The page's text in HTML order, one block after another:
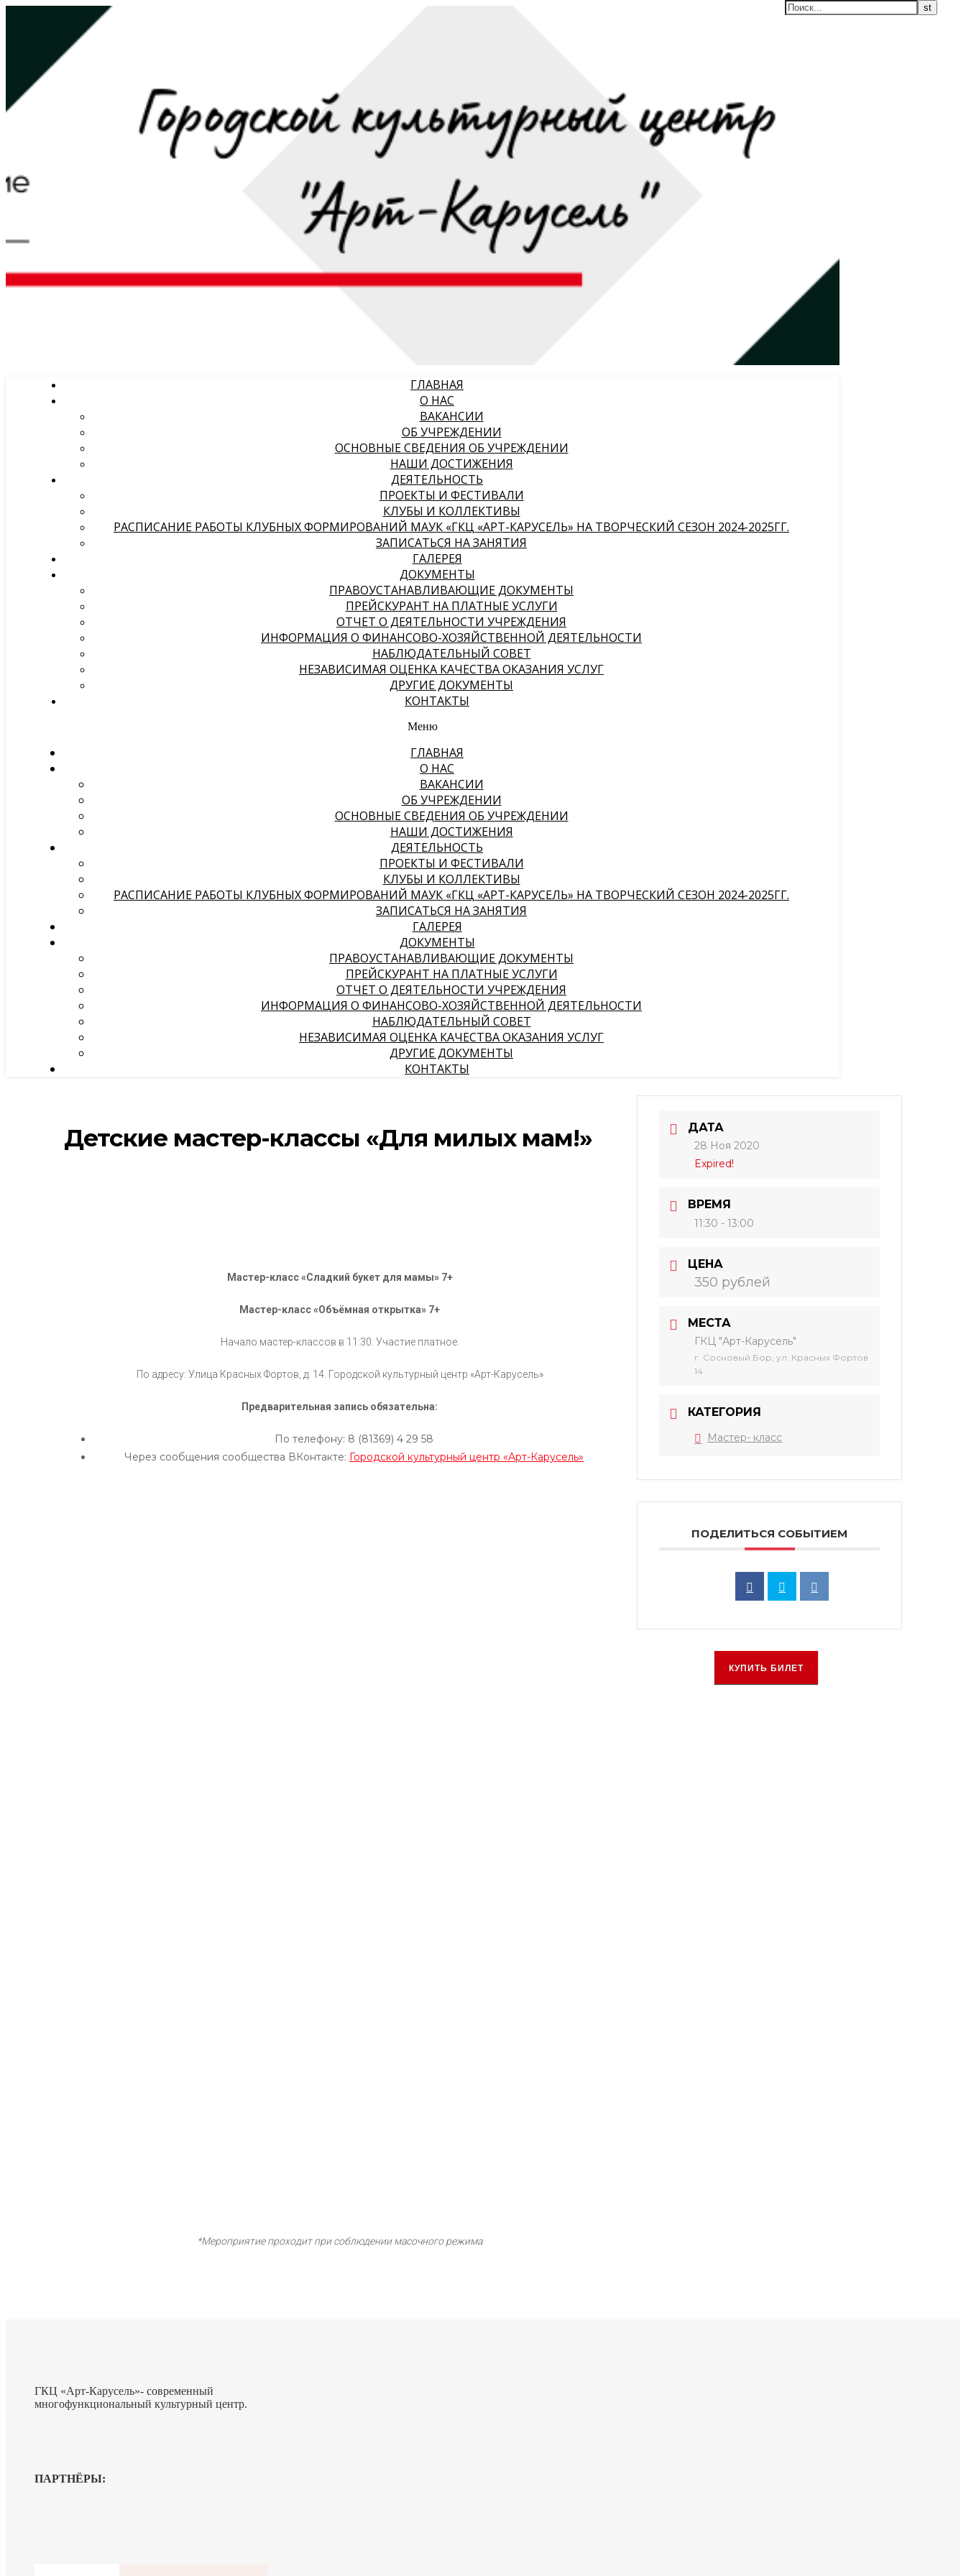
ГЛАВНАЯ
О НАС
ВАКАНСИИ
ОБ УЧРЕЖДЕНИИ
ОСНОВНЫЕ СВЕДЕНИЯ ОБ УЧРЕЖДЕНИИ
НАШИ ДОСТИЖЕНИЯ
ДЕЯТЕЛЬНОСТЬ
ПРОЕКТЫ И ФЕСТИВАЛИ
КЛУБЫ И КОЛЛЕКТИВЫ
РАСПИСАНИЕ РАБОТЫ КЛУБНЫХ ФОРМИРОВАНИЙ МАУК «ГКЦ «АРТ-КАРУСЕЛЬ» НА ТВОРЧЕСКИЙ СЕЗОН 2024-2025ГГ.
ЗАПИСАТЬСЯ НА ЗАНЯТИЯ
ГАЛЕРЕЯ
ДОКУМЕНТЫ
ПРАВОУСТАНАВЛИВАЮЩИЕ ДОКУМЕНТЫ
ПРЕЙСКУРАНТ НА ПЛАТНЫЕ УСЛУГИ
ОТЧЕТ О ДЕЯТЕЛЬНОСТИ УЧРЕЖДЕНИЯ
ИНФОРМАЦИЯ О ФИНАНСОВО-ХОЗЯЙСТВЕННОЙ ДЕЯТЕЛЬНОСТИ
НАБЛЮДАТЕЛЬНЫЙ СОВЕТ
НЕЗАВИСИМАЯ ОЦЕНКА КАЧЕСТВА ОКАЗАНИЯ УСЛУГ
ДРУГИЕ ДОКУМЕНТЫ
КОНТАКТЫ
Меню
ГЛАВНАЯ
О НАС
ВАКАНСИИ
ОБ УЧРЕЖДЕНИИ
ОСНОВНЫЕ СВЕДЕНИЯ ОБ УЧРЕЖДЕНИИ
НАШИ ДОСТИЖЕНИЯ
ДЕЯТЕЛЬНОСТЬ
ПРОЕКТЫ И ФЕСТИВАЛИ
КЛУБЫ И КОЛЛЕКТИВЫ
РАСПИСАНИЕ РАБОТЫ КЛУБНЫХ ФОРМИРОВАНИЙ МАУК «ГКЦ «АРТ-КАРУСЕЛЬ» НА ТВОРЧЕСКИЙ СЕЗОН 2024-2025ГГ.
ЗАПИСАТЬСЯ НА ЗАНЯТИЯ
ГАЛЕРЕЯ
ДОКУМЕНТЫ
ПРАВОУСТАНАВЛИВАЮЩИЕ ДОКУМЕНТЫ
ПРЕЙСКУРАНТ НА ПЛАТНЫЕ УСЛУГИ
ОТЧЕТ О ДЕЯТЕЛЬНОСТИ УЧРЕЖДЕНИЯ
ИНФОРМАЦИЯ О ФИНАНСОВО-ХОЗЯЙСТВЕННОЙ ДЕЯТЕЛЬНОСТИ
НАБЛЮДАТЕЛЬНЫЙ СОВЕТ
НЕЗАВИСИМАЯ ОЦЕНКА КАЧЕСТВА ОКАЗАНИЯ УСЛУГ
ДРУГИЕ ДОКУМЕНТЫ
КОНТАКТЫ
Детские мастер-классы «Для милых мам!»
Мастер-класс «Сладкий букет для мамы» 7+
Мастер-класс «Объёмная открытка» 7+
Начало мастер-классов в 11:30. Участие платное.
По адресу: Улица Красных Фортов, д. 14. Городской культурный центр «Арт-Карусель»
Предварительная запись обязательна:
По телефону: 8 (81369) 4 29 58
Через сообщения сообщества ВКонтакте: Городской культурный центр «Арт-Карусель»
*Мероприятие проходит при соблюдении масочного режима
ДАТА
28 Ноя 2020
Expired!
ВРЕМЯ
11:30 - 13:00
ЦЕНА
350 рублей
МЕСТА
ГКЦ "Арт-Карусель"
г. Сосновый Бор, ул. Красных Фортов
14
КАТЕГОРИЯ
Мастер- класс
ПОДЕЛИТЬСЯ СОБЫТИЕМ
КУПИТЬ БИЛЕТ
ГКЦ «Арт-Карусель»- современный
многофункциональный культурный центр.
ПАРТНЁРЫ: